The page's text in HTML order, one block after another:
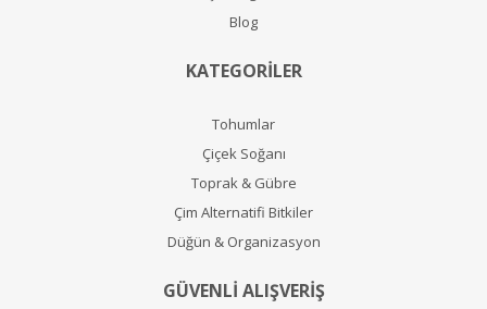
Blog
KATEGORİLER
Tohumlar
Çiçek Soğanı
Toprak & Gübre
Çim Alternatifi Bitkiler
Düğün & Organizasyon
GÜVENLİ ALIŞVERİŞ